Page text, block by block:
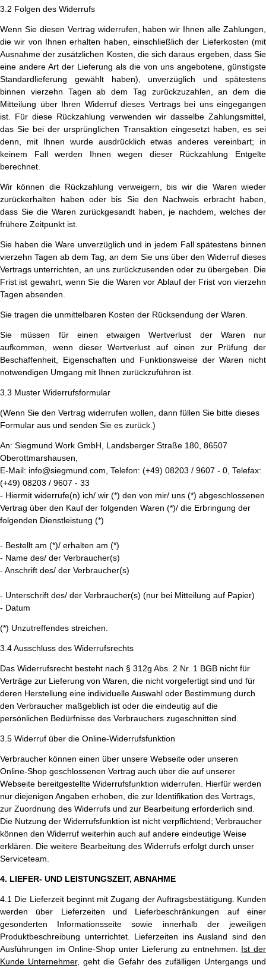
3.2 Folgen des Widerrufs
Wenn Sie diesen Vertrag widerrufen, haben wir Ihnen alle Zahlungen,
die wir von Ihnen erhalten haben, einschließlich der Lieferkosten (mit
Ausnahme der zusätzlichen Kosten, die sich daraus ergeben, dass Sie
eine andere Art der Lieferung als die von uns angebotene, günstigste
Standardlieferung gewählt haben), unverzüglich und spätestens
binnen vierzehn Tagen ab dem Tag zurückzuzahlen, an dem die
Mitteilung über Ihren Widerruf dieses Vertrags bei uns eingegangen
ist. Für diese Rückzahlung verwenden wir dasselbe Zahlungsmittel,
das Sie bei der ursprünglichen Transaktion eingesetzt haben, es sei
denn, mit Ihnen wurde ausdrücklich etwas anderes vereinbart; in
keinem Fall werden Ihnen wegen dieser Rückzahlung Entgelte
berechnet.
Wir können die Rückzahlung verweigern, bis wir die Waren wieder
zurückerhalten haben oder bis Sie den Nachweis erbracht haben,
dass Sie die Waren zurückgesandt haben, je nachdem, welches der
frühere Zeitpunkt ist.
Sie haben die Ware unverzüglich und in jedem Fall spätestens binnen
vierzehn Tagen ab dem Tag, an dem Sie uns über den Widerruf dieses
Vertrags unterrichten, an uns zurückzusenden oder zu übergeben. Die
Frist ist gewahrt, wenn Sie die Waren vor Ablauf der Frist von vierzehn
Tagen absenden.
Sie tragen die unmittelbaren Kosten der Rücksendung der Waren.
Sie müssen für einen etwaigen Wertverlust der Waren nur
aufkommen, wenn dieser Wertverlust auf einen zur Prüfung der
Beschaffenheit, Eigenschaften und Funktionsweise der Waren nicht
notwendigen Umgang mit Ihnen zurückzuführen ist.
3.3 Muster Widerrufsformular
(Wenn Sie den Vertrag widerrufen wollen, dann füllen Sie bitte dieses
Formular aus und senden Sie es zurück.)
An: Siegmund Work GmbH, Landsberger Straße 180, 86507
Oberottmarshausen,
E-Mail: info@siegmund.com, Telefon: (+49) 08203 / 9607 - 0, Telefax:
(+49) 08203 / 9607 - 33
- Hiermit widerrufe(n) ich/ wir (*) den von mir/ uns (*) abgeschlossenen
Vertrag über den Kauf der folgenden Waren (*)/ die Erbringung der
folgenden Dienstleistung (*)
- Bestellt am (*)/ erhalten am (*)
- Name des/ der Verbraucher(s)
- Anschrift des/ der Verbraucher(s)
- Unterschrift des/ der Verbraucher(s) (nur bei Mitteilung auf Papier)
- Datum
(*) Unzutreffendes streichen.
3.4 Ausschluss des Widerrufsrechts
Das Widerrufsrecht besteht nach § 312g Abs. 2 Nr. 1 BGB nicht für
Verträge zur Lieferung von Waren, die nicht vorgefertigt sind und für
deren Herstellung eine individuelle Auswahl oder Bestimmung durch
den Verbraucher maßgeblich ist oder die eindeutig auf die
persönlichen Bedürfnisse des Verbrauchers zugeschnitten sind.
3.5 Widerruf über die Online-Widerrufsfunktion
Verbraucher können einen über unsere Webseite oder unseren
Online-Shop geschlossenen Vertrag auch über die auf unserer
Webseite bereitgestellte Widerrufsfunktion widerrufen. Hierfür werden
nur diejenigen Angaben erhoben, die zur Identifikation des Vertrags,
zur Zuordnung des Widerrufs und zur Bearbeitung erforderlich sind.
Die Nutzung der Widerrufsfunktion ist nicht verpflichtend; Verbraucher
können den Widerruf weiterhin auch auf andere eindeutige Weise
erklären. Die weitere Bearbeitung des Widerrufs erfolgt durch unser
Serviceteam.
4. LIEFER- UND LEISTUNGSZEIT, ABNAHME
4.1 Die Lieferzeit beginnt mit Zugang der Auftragsbestätigung. Kunden
werden über Lieferzeiten und Lieferbeschränkungen auf einer
gesonderten Informationsseite sowie innerhalb der jeweiligen
Produktbeschreibung unterrichtet. Lieferzeiten ins Ausland sind den
Ausführungen im Online-Shop unter Lieferung zu entnehmen. Ist der
Kunde Unternehmer, geht die Gefahr des zufälligen Untergangs und